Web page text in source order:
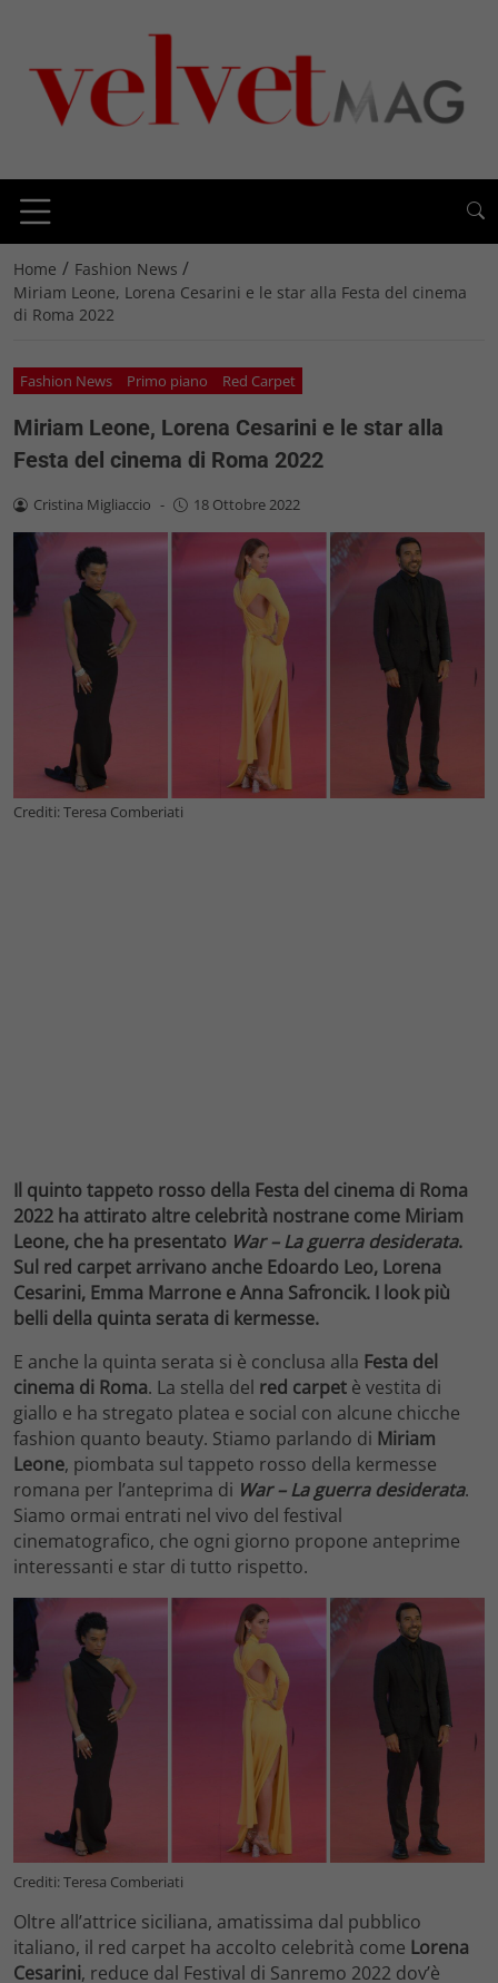
Home / Fashion News /
Miriam Leone, Lorena Cesarini e le star alla Festa del cinema
di Roma 2022
Fashion News Primo piano Red Carpet
Miriam Leone, Lorena Cesarini e le star alla
Festa del cinema di Roma 2022
Cristina Migliaccio - 18 Ottobre 2022
Crediti: Teresa Comberiati
Il quinto tappeto rosso della Festa del cinema di Roma
2022 ha attirato altre celebrità nostrane come Miriam
Leone, che ha presentato War – La guerra desiderata.
Sul red carpet arrivano anche Edoardo Leo, Lorena
Cesarini, Emma Marrone e Anna Safroncik. I look più
belli della quinta serata di kermesse.
E anche la quinta serata si è conclusa alla Festa del
cinema di Roma. La stella del red carpet è vestita di
giallo e ha stregato platea e social con alcune chicche
fashion quanto beauty. Stiamo parlando di Miriam
Leone, piombata sul tappeto rosso della kermesse
romana per l’anteprima di War – La guerra desiderata.
Siamo ormai entrati nel vivo del festival
cinematografico, che ogni giorno propone anteprime
interessanti e star di tutto rispetto.
Crediti: Teresa Comberiati
Oltre all’attrice siciliana, amatissima dal pubblico
italiano, il red carpet ha accolto celebrità come Lorena
Cesarini, reduce dal Festival di Sanremo 2022 dov’è